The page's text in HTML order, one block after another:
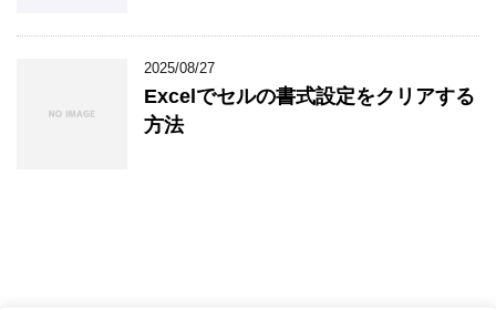
2025/08/27
Excelでセルの書式設定をクリアする
方法